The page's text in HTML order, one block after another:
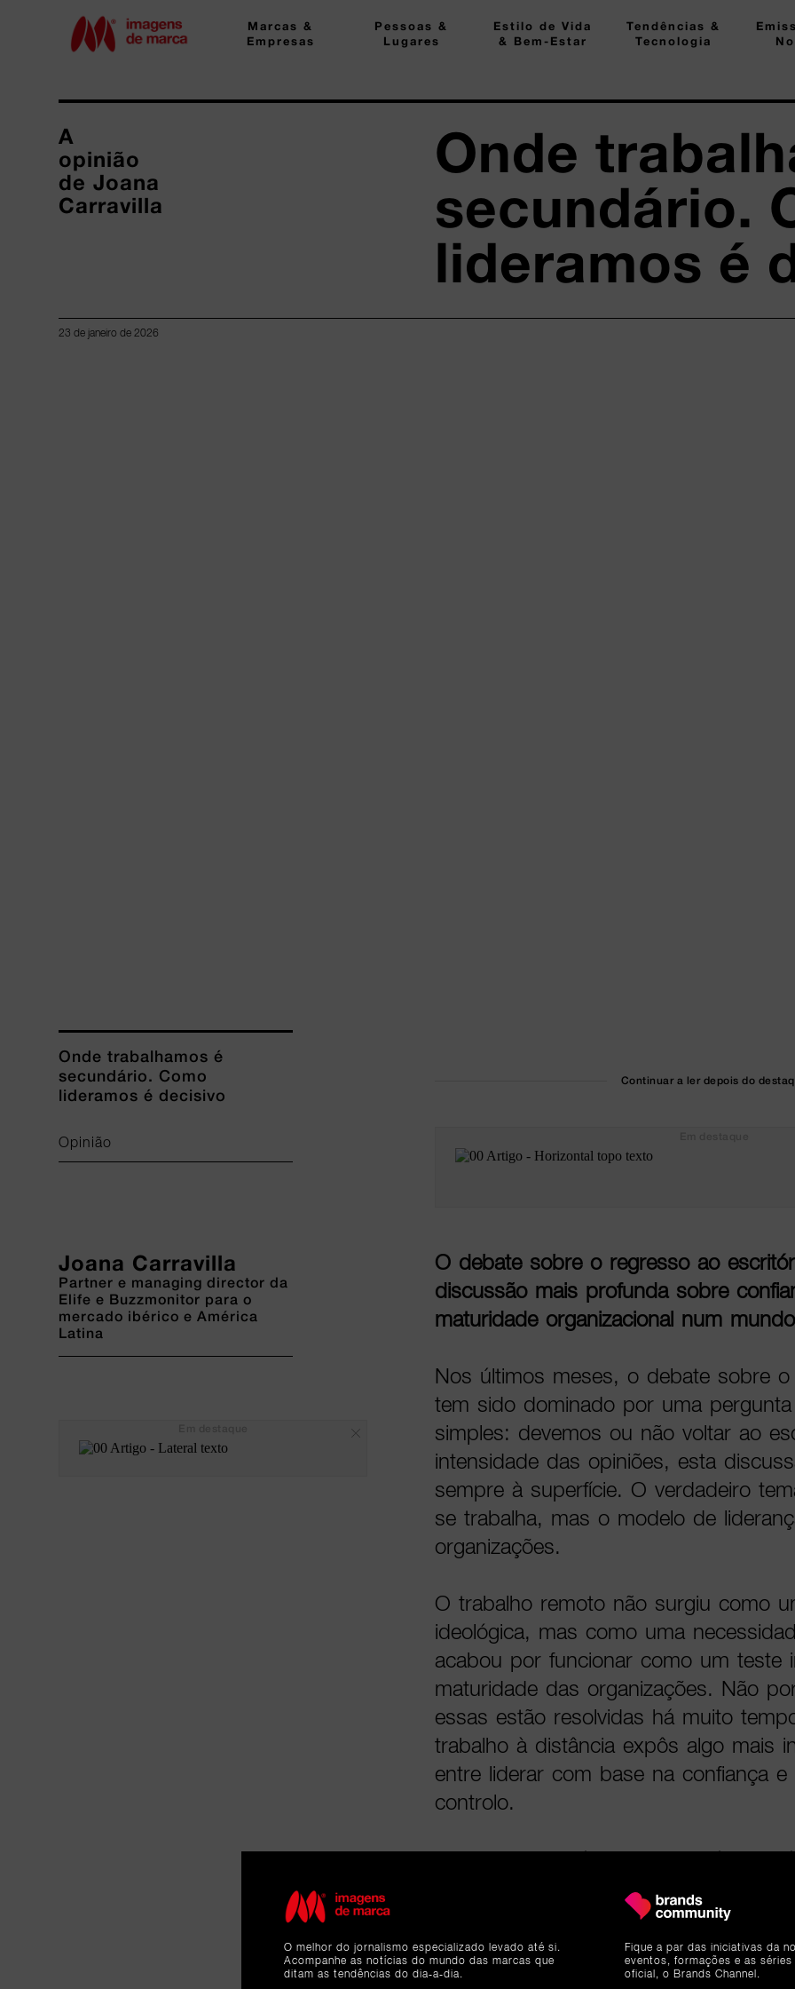
Marcas &
Empresas
Pessoas &
Lugares
Estilo de Vida
& Bem-Estar
Tendências &
Tecnologia
A
opinião
de Joana
Carravilla
Onde
secundário.
lideramos é
23 de janeiro de 2026
Onde trabalhamos é
secundário. Como
lideramos é decisivo
Opinião
Joana Carravilla
Partner e managing director da
Elife e Buzzmonitor para o
mercado ibérico e América
Latina
Continuar a ler depois do
O debate sobre o regresso ao
discussão mais profunda sobre
maturidade organizacional num
Nos últimos meses, o debate sobre
tem sido dominado por uma
simples: devemos ou não voltar ao
intensidade das opiniões, esta
sempre à superfície. O verdadeiro
se trabalha, mas o modelo de
organizações.
O trabalho remoto não surgiu como
ideológica, mas como uma
acabou por funcionar como um teste
maturidade das organizações. Não
essas estão resolvidas há muito
trabalho à distância expôs algo mais
entre liderar com base na confiança
controlo.
Sem presença física, sem horários
formal, o modelo remoto obriga a
se aposta em microgestão, tentando
mecanismos de controlo do
confiança, neste contexto, não é um
O melhor do jornalismo especializado levado até si.
Acompanhe as notícias do mundo das marcas que
ditam as tendências do dia-a-dia.
Fique a par das iniciativas da
eventos, formações e as
oficial, o Brands Channel.